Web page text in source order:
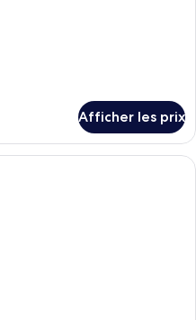
Afficher les prix
Une chambre moderne avec un lit,